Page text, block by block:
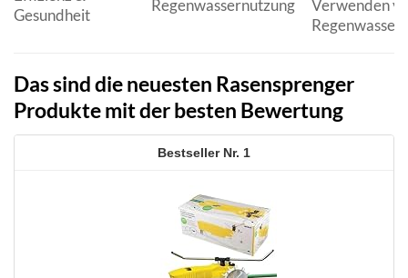
Gesundheit
Regenwassernutzung
Verwenden
Regenwasser
Das sind die neuesten Rasensprenger
Produkte mit der besten Bewertung
1